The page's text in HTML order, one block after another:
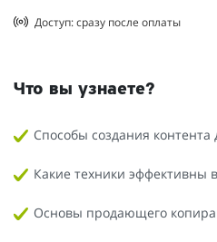
Доступ: сразу после оплаты
Что вы узнаете?
Способы создания
Какие техники эффективны
Основы продающего